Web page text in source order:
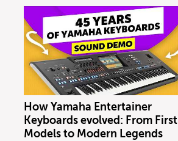
How Yamaha Entertainer
Keyboards evolved: From First
Models to Modern Legends